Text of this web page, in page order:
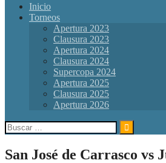
Inicio
Torneos
Apertura 2023
Clausura 2023
Apertura 2024
Clausura 2024
Supercopa 2024
Apertura 2025
Clausura 2025
Apertura 2026
Buscar:
San José de Carrasco vs